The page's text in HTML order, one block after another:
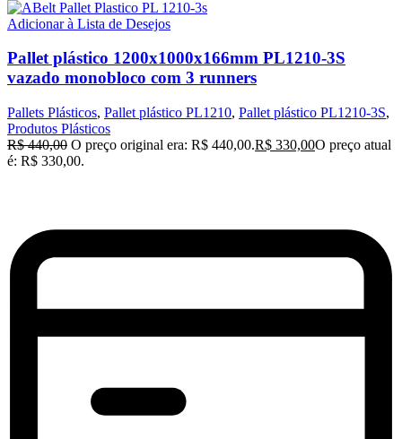
Adicionar à Lista de Desejos
Pallet plástico 1200x1000x166mm PL1210-3S
vazado monobloco com 3 runners
Pallets Plásticos, Pallet plástico PL1210, Pallet plástico PL1210-3S,
Produtos Plásticos
R$440,00 O preço original era: R$ 440,00.R$ 330,00O preço atual
é: R$ 330,00.